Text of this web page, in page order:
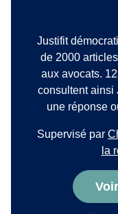
Justifit
de 2000
aux avocats.
consultent ainsi
une réponse
Supervisé par
la